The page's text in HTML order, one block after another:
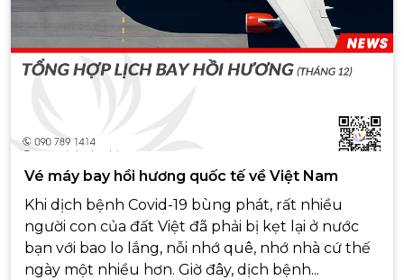
Vé máy bay hồi hương quốc tế về Việt Nam
Khi dịch bệnh Covid-19 bùng phát, rất nhiều
người con của đất Việt đã phải bị kẹt lại ở nước
bạn với bao lo lắng, nỗi nhớ quê, nhớ nhà cứ thế
ngày một nhiều hơn. Giờ đây, dịch bệnh...